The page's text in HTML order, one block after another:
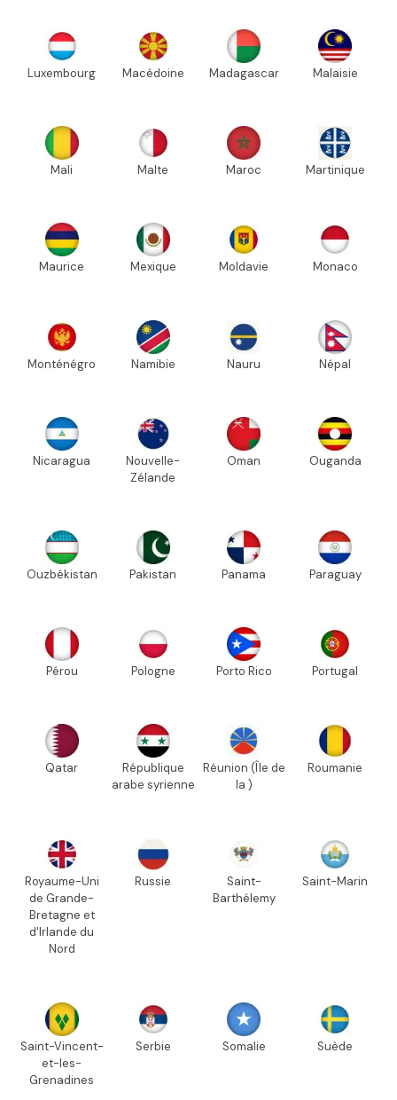
Luxembourg Macédoine Madagascar Malaisie
Mali Malte Maroc Martinique
Maurice Mexique Moldavie Monaco
Monténégro Namibie Nauru Népal
Nicaragua
Nouvelle-
Zélande
Oman Ouganda
Ouzbékistan Pakistan Panama Paraguay
Pérou Pologne Porto Rico Portugal
Qatar
République
arabe syrienne
Réunion (Île de
la )
Roumanie
Royaume-Uni
de Grande-
Bretagne et
d'Irlande du
Nord
Russie
Saint-
Barthélemy
Saint-Marin
Saint-Vincent-
et-les-
Grenadines
Serbie Somalie Suède